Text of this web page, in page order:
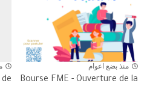
منذ بضع اعوام
Bourse FME - Ouverture de la
de